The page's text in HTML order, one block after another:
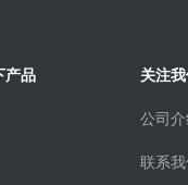
产品 关注
公司
联系